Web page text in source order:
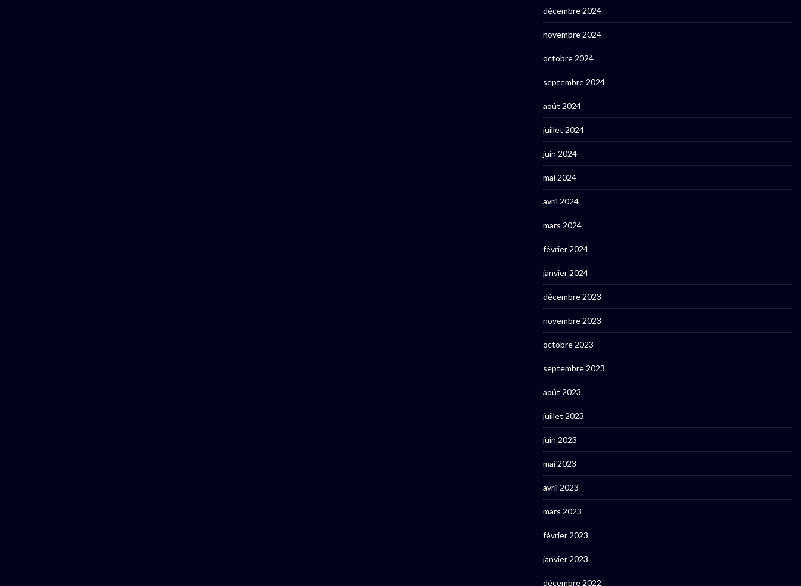
décembre 2024
novembre 2024
octobre 2024
septembre 2024
août 2024
juillet 2024
juin 2024
mai 2024
avril 2024
mars 2024
février 2024
janvier 2024
décembre 2023
novembre 2023
octobre 2023
septembre 2023
août 2023
juillet 2023
juin 2023
mai 2023
avril 2023
mars 2023
février 2023
janvier 2023
décembre 2022